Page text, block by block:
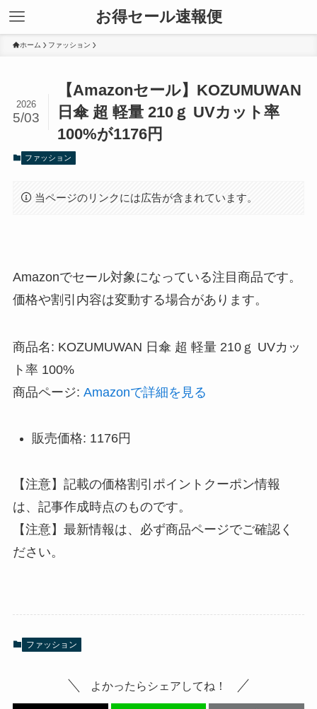
お得セール速報便
ホーム ファッション
【Amazonセール】KOZUMUWAN
日傘 超 軽量 210ｇ UVカット率
100%が1176円
2026
5/03
ファッション
当ページのリンクには広告が含まれています。
Amazonでセール対象になっている注目商品です。
価格や割引内容は変動する場合があります。
商品名: KOZUMUWAN 日傘 超 軽量 210ｇ UVカッ
ト率 100%
商品ページ: Amazonで詳細を見る
販売価格: 1176円
【注意】記載の価格割引ポイントクーポン情報
は、記事作成時点のものです。
【注意】最新情報は、必ず商品ページでご確認く
ださい。
ファッション
よかったらシェアしてね！